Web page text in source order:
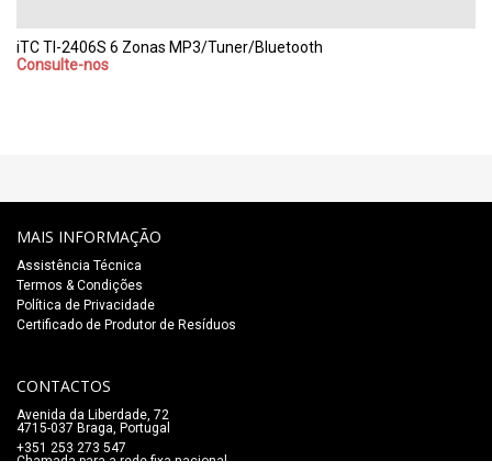
iTC TI-2406S 6 Zonas MP3/Tuner/Bluetooth
Consulte-nos
MAIS INFORMAÇÃO
Assistência Técnica
Termos & Condições
Política de Privacidade
Certificado de Produtor de Resíduos
CONTACTOS
Avenida da Liberdade, 72
4715-037 Braga, Portugal
+351 253 273 547
Chamada para a rede fixa nacional